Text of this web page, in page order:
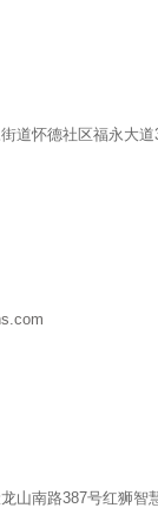
道怀德社区福永大
山南路387号红狮智